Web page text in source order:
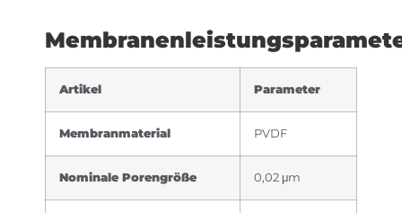
Artikel Parameter
Membranmaterial PVDF
Nominale Porengröße 0,02 μm